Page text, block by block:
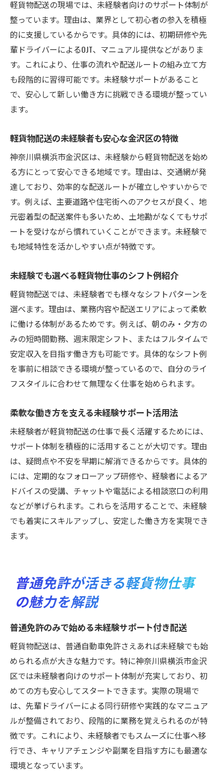
軽貨物配送の現場では、未経験者向けのサポート体制が
整っています。理由は、業界として初心者の参入を積極
的に支援しているからです。具体的には、初期研修や先
輩ドライバーによるOJT、マニュアル提供などがありま
す。これにより、仕事の流れや配送ルートの組み立て方
も段階的に習得可能です。未経験サポートがあること
で、安心して新しい働き方に挑戦できる環境が整ってい
ます。
軽貨物配送の未経験者も安心な金沢区の特徴
神奈川県横浜市金沢区は、未経験から軽貨物配送を始め
る方にとって安心できる地域です。理由は、交通網が発
達しており、効率的な配送ルートが確立しやすいからで
す。例えば、主要道路や住宅街へのアクセスが良く、地
元密着型の配送案件も多いため、土地勘がなくてもサポ
ートを受けながら慣れていくことができます。未経験で
も地域特性を活かしやすい点が特徴です。
未経験でも選べる軽貨物仕事のシフト例紹介
軽貨物配送では、未経験者でも様々なシフトパターンを
選べます。理由は、業務内容や配送エリアによって柔軟
に働ける体制があるためです。例えば、朝のみ・夕方の
みの短時間勤務、週末限定シフト、またはフルタイムで
安定収入を目指す働き方も可能です。具体的なシフト例
を事前に相談できる環境が整っているので、自分のライ
フスタイルに合わせて無理なく仕事を始められます。
柔軟な働き方を支える未経験サポート活用法
未経験者が軽貨物配送の仕事で長く活躍するためには、
サポート体制を積極的に活用することが大切です。理由
は、疑問点や不安を早期に解消できるからです。具体的
には、定期的なフォローアップ研修や、経験者によるア
ドバイスの受講、チャットや電話による相談窓口の利用
などが挙げられます。これらを活用することで、未経験
でも着実にスキルアップし、安定した働き方を実現でき
ます。
普通免許が活きる軽貨物仕事
の魅力を解説
普通免許のみで始める未経験サポート付き配送
軽貨物配送は、普通自動車免許さえあれば未経験でも始
められる点が大きな魅力です。特に神奈川県横浜市金沢
区では未経験者向けのサポート体制が充実しており、初
めての方も安心してスタートできます。実際の現場で
は、先輩ドライバーによる同行研修や実践的なマニュア
ルが整備されており、段階的に業務を覚えられるのが特
徴です。これにより、未経験者でもスムーズに仕事へ移
行でき、キャリアチェンジや副業を目指す方にも最適な
環境となっています。